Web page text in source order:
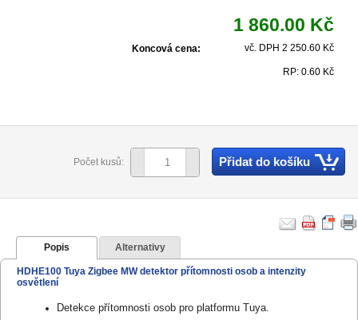
Koncová cena:
1 860.00 Kč
vč. DPH 2 250.60 Kč
RP: 0.60 Kč
Počet kusů: Přidat do košíku
Popis Alternativy
HDHE100 Tuya Zigbee MW detektor přítomnosti osob a intenzity
osvětlení
Detekce přítomnosti osob pro platformu Tuya.